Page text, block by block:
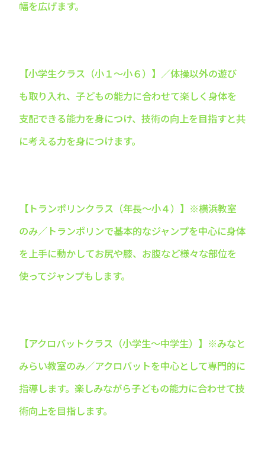
幅を広げます。
【小学生クラス（小１～小６）】／体操以外の遊び
も取り入れ、子どもの能力に合わせて楽しく身体を
支配できる能力を身につけ、技術の向上を目指すと共
に考える力を身につけます。
【トランポリンクラス（年長～小４）】※横浜教室
のみ／トランポリンで基本的なジャンプを中心に身体
を上手に動かしてお尻や膝、お腹など様々な部位を
使ってジャンプもします。
【アクロバットクラス（小学生〜中学生）】※みなと
みらい教室のみ／アクロバットを中心として専門的に
指導します。楽しみながら子どもの能力に合わせて技
術向上を目指します。